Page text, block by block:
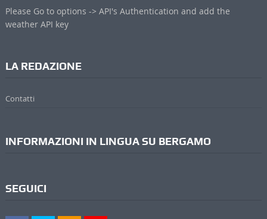
Please Go to options -> API's Authentication and add the
weather API key
LA REDAZIONE
Contatti
INFORMAZIONI IN LINGUA SU BERGAMO
SEGUICI